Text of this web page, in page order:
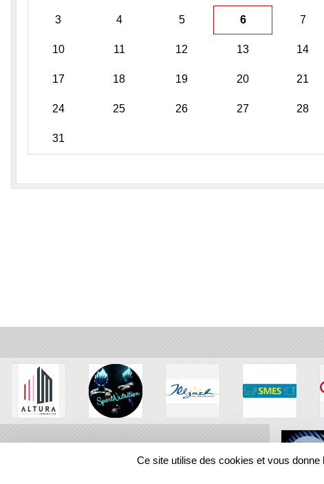
3 4 5 6 7
10 11 12 13 14
17 18 19 20 21
24 25 26 27 28
31
Ce site utilise des cookies et vous